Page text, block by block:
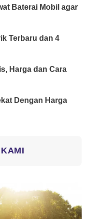
Baterai Mobil agar
Terbaru dan 4
Harga dan Cara
Dengan Harga